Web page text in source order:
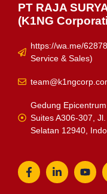
PT RAJA
(K1NG
https://wa.me/
Service & Sales)
Gedung
Suites A306-307,
Selatan 12940,